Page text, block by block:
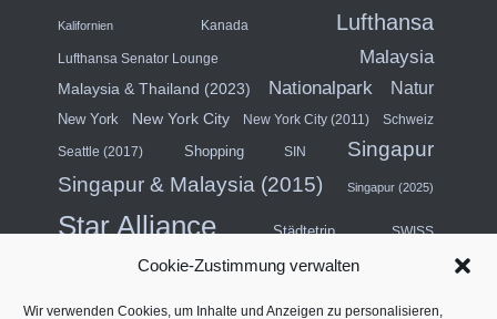
Cookie-Zustimmung verwalten
Wir verwenden Cookies, um Inhalte und Anzeigen zu personalisieren,
Kalifornien Kanada Lufthansa
Lufthansa Senator Lounge Malaysia
Malaysia & Thailand (2023) Nationalpark Natur
New York New York City New York City (2011) Schweiz
Seattle (2017) Shopping SIN
Singapur
Singapur & Malaysia (2015)
Singapur (2025)
Star Alliance Städtetrip SWISS
Südostasien (2011)